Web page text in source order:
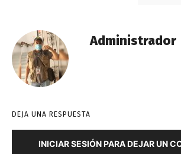
Administrador
DEJA UNA RESPUESTA
INICIAR SESIÓN PARA DEJAR UN